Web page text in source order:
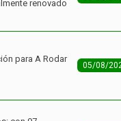
para A Rodar
con 97